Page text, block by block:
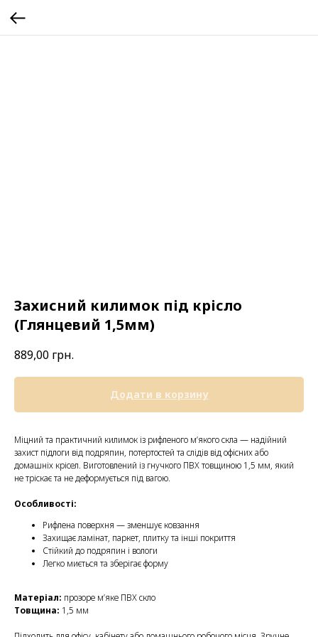
Захисний килимок під крісло
(Глянцевий 1,5мм)
889,00 грн.
Додати в корзину
Міцний та практичний килимок із рифленого м’якого скла — надійний
захист підлоги від подряпин, потертостей та слідів від офісних або
домашніх крісел. Виготовлений із гнучкого ПВХ товщиною 1,5 мм, який
не тріскає та не деформується під вагою.
Особливості:
Рифлена поверхня — зменшує ковзання
Захищає ламінат, паркет, плитку та інші покриття
Стійкий до подряпин і вологи
Легко миється та зберігає форму
Матеріал: прозоре м’яке ПВХ скло
Товщина: 1,5 мм